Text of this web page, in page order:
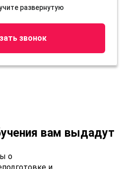
развернутую
звонок
вам выдадут
о